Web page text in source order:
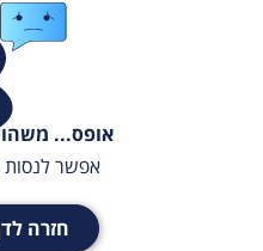
אופס...
אפשר
חזרה